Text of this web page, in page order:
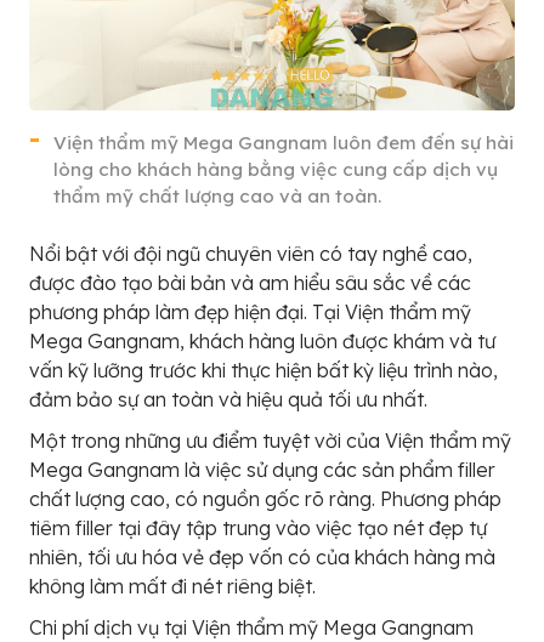
Viện thẩm mỹ Mega Gangnam luôn đem đến sự hài
lòng cho khách hàng bằng việc cung cấp dịch vụ
thẩm mỹ chất lượng cao và an toàn.
Nổi bật với đội ngũ chuyên viên có tay nghề cao,
được đào tạo bài bản và am hiểu sâu sắc về các
phương pháp làm đẹp hiện đại. Tại Viện thẩm mỹ
Mega Gangnam, khách hàng luôn được khám và tư
vấn kỹ lưỡng trước khi thực hiện bất kỳ liệu trình nào,
đảm bảo sự an toàn và hiệu quả tối ưu nhất.
Một trong những ưu điểm tuyệt vời của Viện thẩm mỹ
Mega Gangnam là việc sử dụng các sản phẩm filler
chất lượng cao, có nguồn gốc rõ ràng. Phương pháp
tiêm filler tại đây tập trung vào việc tạo nét đẹp tự
nhiên, tối ưu hóa vẻ đẹp vốn có của khách hàng mà
không làm mất đi nét riêng biệt.
Chi phí dịch vụ tại Viện thẩm mỹ Mega Gangnam